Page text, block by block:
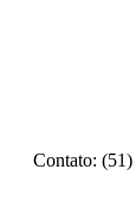
Contato: